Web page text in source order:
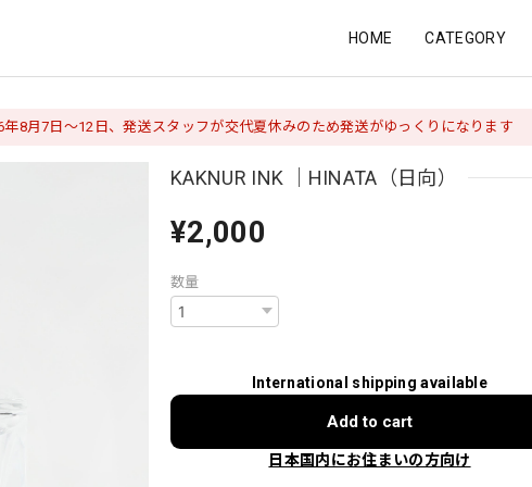
HOME CATEGORY
年8月7日〜12日、発送スタッフが交代夏休みのため発送がゆっくりになります
KAKNUR INK ｜HINATA（日向）
¥2,000
数量
International shipping available
Add to cart
日本国内にお住まいの方向け